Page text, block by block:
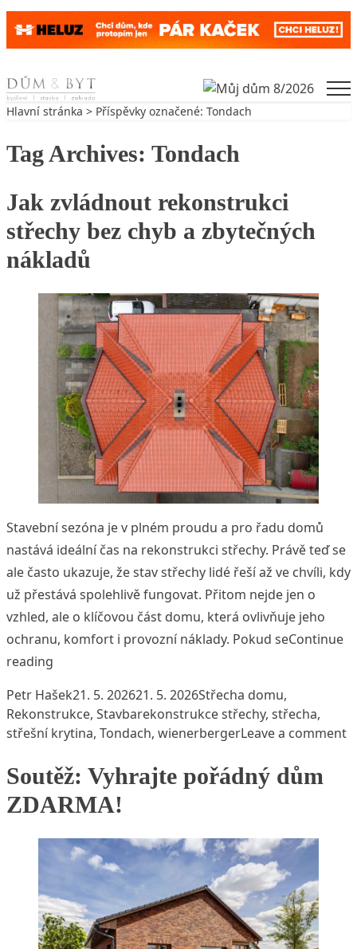
Skip to content
Hlavní stránka > Příspěvky označené: Tondach
Tag Archives: Tondach
Jak zvládnout rekonstrukci
střechy bez chyb a zbytečných
nákladů
Stavební sezóna je v plném proudu a pro řadu domů
nastává ideální čas na rekonstrukci střechy. Právě teď se
ale často ukazuje, že stav střechy lidé řeší až ve chvíli, kdy
už přestává spolehlivě fungovat. Přitom nejde jen o
vzhled, ale o klíčovou část domu, která ovlivňuje jeho
ochranu, komfort i provozní náklady. Pokud seContinue
reading
Posted by
Petr Hašek21. 5. 202621. 5. 2026Posted in
Střecha domu,
Rekonstrukce, StavbaTags:
rekonstrukce střechy, střecha,
střešní krytina, Tondach, wienerbergerLeave a comment
Soutěž: Vyhrajte pořádný dům
ZDARMA!